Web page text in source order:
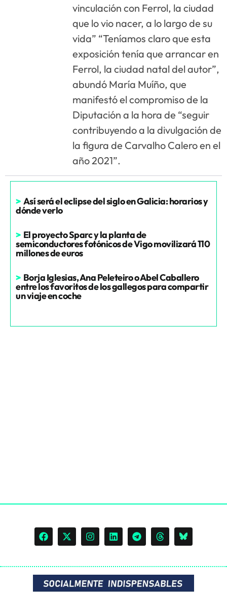
vinculación con Ferrol, la ciudad
que lo vio nacer, a lo largo de su
vida” “Teníamos claro que esta
exposición tenía que arrancar en
Ferrol, la ciudad natal del autor”,
abundó María Muíño, que
manifestó el compromiso de la
Diputación a la hora de “seguir
contribuyendo a la divulgación de
la figura de Carvalho Calero en el
año 2021”.
> Así será el eclipse del siglo en Galicia: horarios y
dónde verlo
> El proyecto Sparc y la planta de
semiconductores fotónicos de Vigo movilizará 110
millones de euros
> Borja Iglesias, Ana Peleteiro o Abel Caballero
entre los favoritos de los gallegos para compartir
un viaje en coche